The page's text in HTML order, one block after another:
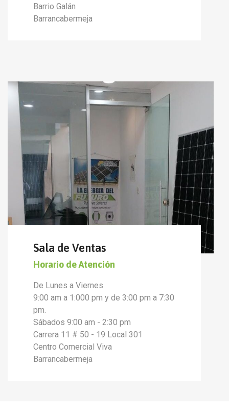
Barrio Galán
Barrancabermeja
Sala de Ventas
Horario de Atención
De Lunes a Viernes
9:00 am a 1:000 pm y de 3:00 pm a 7:30
pm.
Sábados 9:00 am - 2:30 pm
Carrera 11 # 50 - 19 Local 301
Centro Comercial Viva
Barrancabermeja